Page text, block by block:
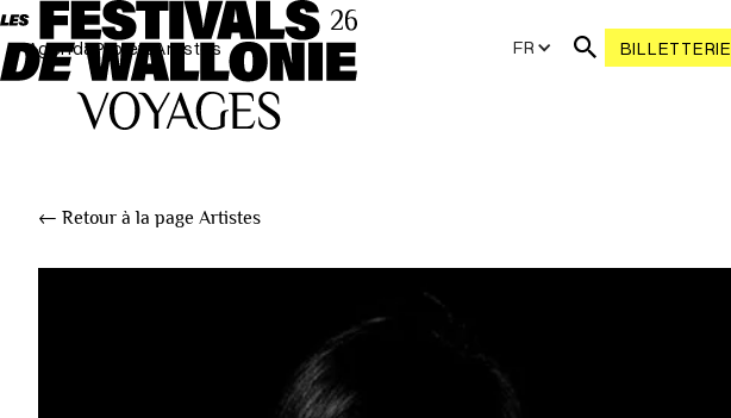
AgendaProjetsArtistes FR BILLETTERIE
← Retour à la page Artistes